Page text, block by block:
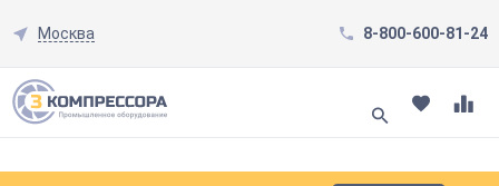
Москва 8-800-600-81-24